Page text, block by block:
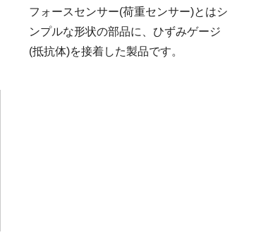
フォースセンサー(荷重センサー)とはシ
ンプルな形状の部品に、ひずみゲージ
(抵抗体)を接着した製品です。